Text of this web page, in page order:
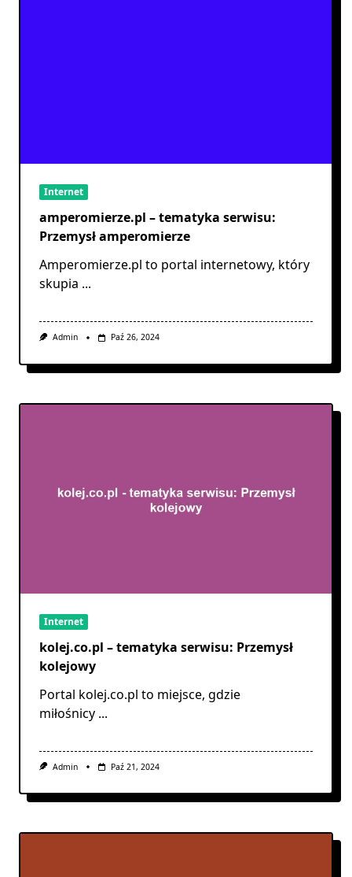
Internet
amperomierze.pl – tematyka serwisu:
Przemysł amperomierze
Amperomierze.pl to portal internetowy, który
skupia ...
Admin Paź 26, 2024
Internet
kolej.co.pl – tematyka serwisu: Przemysł
kolejowy
Portal kolej.co.pl to miejsce, gdzie
miłośnicy ...
Admin Paź 21, 2024